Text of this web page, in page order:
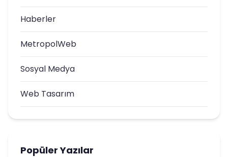
Haberler
MetropolWeb
Sosyal Medya
Web Tasarım
Popüler Yazılar